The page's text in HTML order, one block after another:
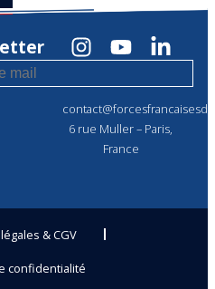
6 rue Muller – Paris,
France
& CGV
confidentialité